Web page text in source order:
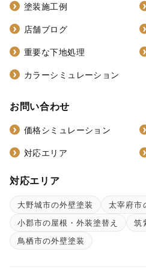
塗装施工例
店舗ブログ
重要な下地処理
カラーシミュレーション
お問い合わせ
価格シミュレーション
対応エリア
対応エリア
大野城市の外壁塗装
太宰府市
小郡市の屋根・外装塗替え
筑
鳥栖市の外壁塗装